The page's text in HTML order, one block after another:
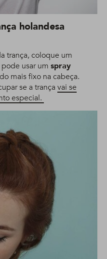
holandesa
trança, coloque um
usar um spray
mais fixo na cabeça.
se a trança vai se
especial.